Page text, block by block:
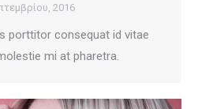
2016
porttitor consequat id vitae
mi at pharetra.